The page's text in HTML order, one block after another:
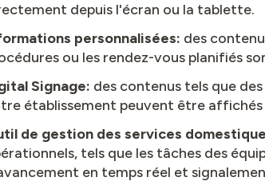
depuis l'écran ou la tablette.
personnalisées: des
ou les rendez-vous planifiés
Signage: des contenus tels que
établissement peuvent être affichés
de gestion des services
tels que les tâches des
en temps réel et